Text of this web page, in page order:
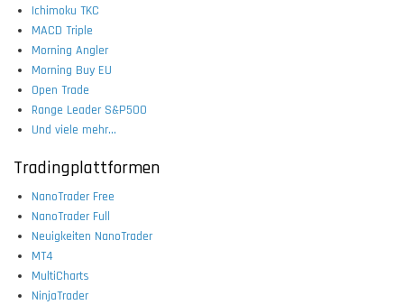
Ichimoku TKC
MACD Triple
Morning Angler
Morning Buy EU
Open Trade
Range Leader S&P500
Und viele mehr...
Tradingplattformen
NanoTrader Free
NanoTrader Full
Neuigkeiten NanoTrader
MT4
MultiCharts
NinjaTrader